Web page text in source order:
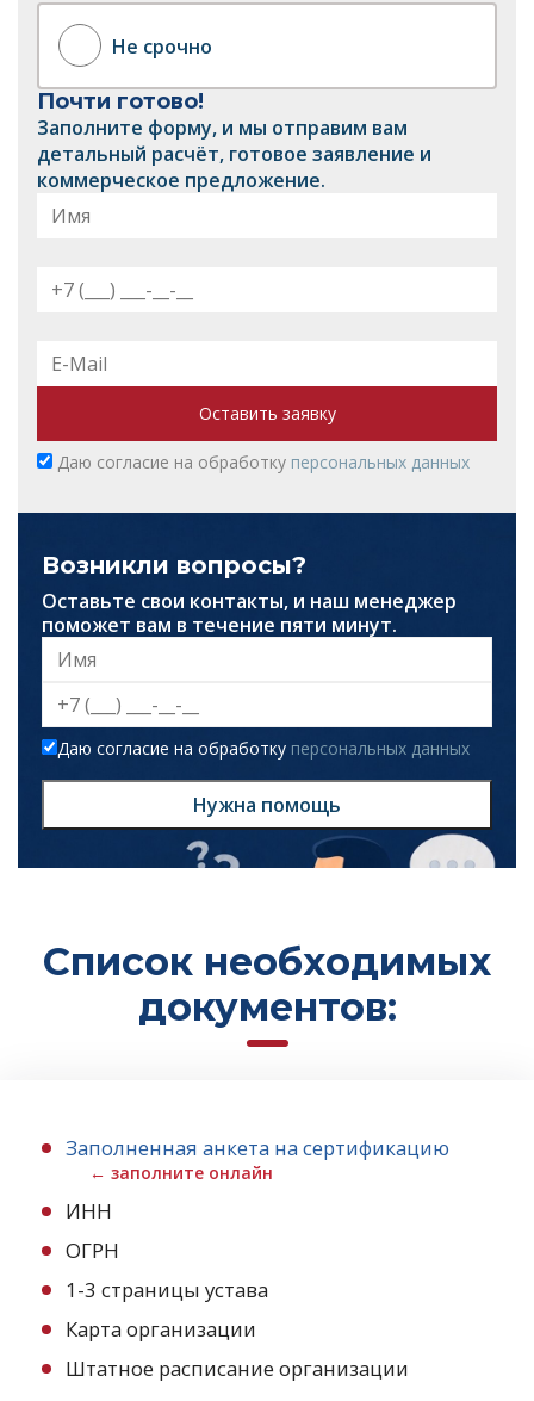
Не срочно
Почти готово!
Заполните форму, и мы отправим вам
детальный расчёт, готовое заявление и
коммерческое предложение.
Оставить заявку
Даю согласие на обработку персональных данных
Возникли вопросы?
Оставьте свои контакты, и наш менеджер
поможет вам в течение пяти минут.
Даю согласие на обработку персональных данных
Нужна помощь
Список необходимых
документов:
Заполненная анкета на сертификацию
← заполните онлайн
ИНН
ОГРН
1-3 страницы устава
Карта организации
Штатное расписание организации